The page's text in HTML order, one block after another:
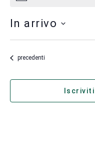
In arrivo
data.
Eventi
precedenti